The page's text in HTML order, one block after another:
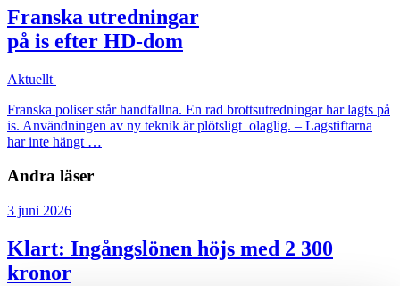
Franska utredningar
på is efter HD-dom
Aktuellt
Franska poliser står handfallna. En rad brottsutredningar har lagts på
is. Användningen av ny teknik är plötsligt olaglig. – Lagstiftarna
har inte hängt …
Andra läser
3 juni 2026
Klart: Ingångslönen höjs med 2 300
kronor